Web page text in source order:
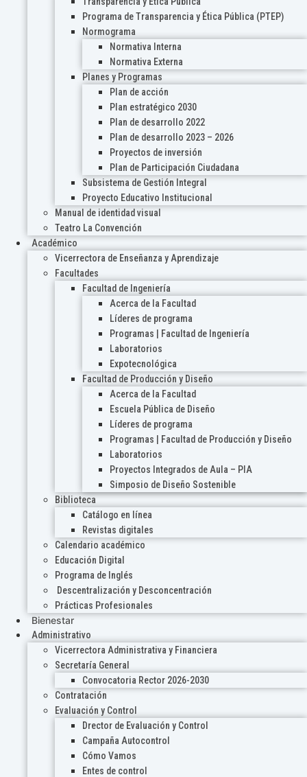
Programa de Transparencia y Ética Pública (PTEP)
Normograma
Normativa Interna
Normativa Externa
Planes y Programas
Plan de acción
Plan estratégico 2030
Plan de desarrollo 2022
Plan de desarrollo 2023 – 2026
Proyectos de inversión
Plan de Participación Ciudadana
Subsistema de Gestión Integral
Proyecto Educativo Institucional
Manual de identidad visual
Teatro La Convención
Académico
Vicerrectora de Enseñanza y Aprendizaje
Facultades
Facultad de Ingeniería
Acerca de la Facultad
Líderes de programa
Programas | Facultad de Ingeniería
Laboratorios
Expotecnológica
Facultad de Producción y Diseño
Acerca de la Facultad
Escuela Pública de Diseño
Líderes de programa
Programas | Facultad de Producción y Diseño
Laboratorios
Proyectos Integrados de Aula – PIA
Simposio de Diseño Sostenible
Biblioteca
Catálogo en línea
Revistas digitales
Calendario académico
Educación Digital
Programa de Inglés
Descentralización y Desconcentración
Prácticas Profesionales
Bienestar
Administrativo
Vicerrectora Administrativa y Financiera
Secretaría General
Convocatoria Rector 2026-2030
Contratación
Evaluación y Control
Drector de Evaluación y Control
Campaña Autocontrol
Cómo Vamos
Entes de control